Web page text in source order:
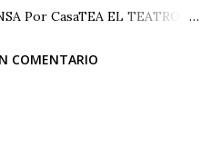
Por CasaTEA EL TEATRO
su sede CASA TEA con un
hará en conmemoración de
COMENTARIO